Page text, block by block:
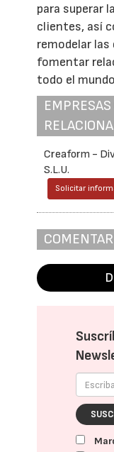
para superar
clientes, así
remodelar
fomentar
todo el
Creaform -
S.L.U.
Solicitar